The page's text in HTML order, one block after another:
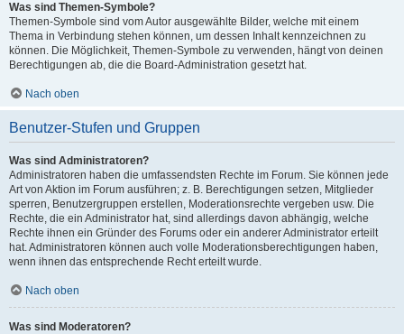
Was sind Themen-Symbole?
Themen-Symbole sind vom Autor ausgewählte Bilder, welche mit einem
Thema in Verbindung stehen können, um dessen Inhalt kennzeichnen zu
können. Die Möglichkeit, Themen-Symbole zu verwenden, hängt von deinen
Berechtigungen ab, die die Board-Administration gesetzt hat.
Nach oben
Benutzer-Stufen und Gruppen
Was sind Administratoren?
Administratoren haben die umfassendsten Rechte im Forum. Sie können jede
Art von Aktion im Forum ausführen; z. B. Berechtigungen setzen, Mitglieder
sperren, Benutzergruppen erstellen, Moderationsrechte vergeben usw. Die
Rechte, die ein Administrator hat, sind allerdings davon abhängig, welche
Rechte ihnen ein Gründer des Forums oder ein anderer Administrator erteilt
hat. Administratoren können auch volle Moderationsberechtigungen haben,
wenn ihnen das entsprechende Recht erteilt wurde.
Nach oben
Was sind Moderatoren?